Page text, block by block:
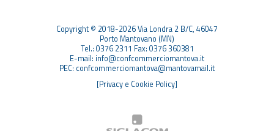
Copyright © 2018-2026 Via Londra 2 B/C, 46047
Porto Mantovano (MN)
Tel.: 0376 2311 Fax: 0376 360381
E-mail: info@confcommerciomantova.it
PEC: confcommerciomantova@mantovamail.it
[Privacy e Cookie Policy]